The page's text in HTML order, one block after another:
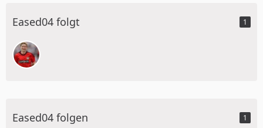
Eased04 folgt 1
Eased04 folgen 1